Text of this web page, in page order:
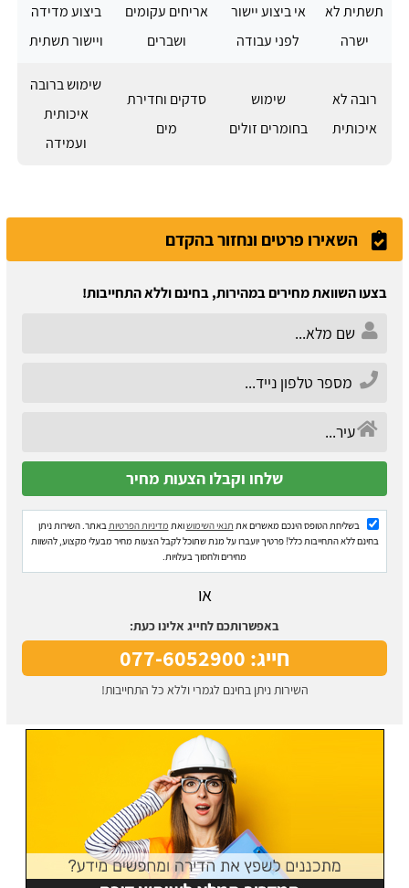
תשתית לא
ישרה
אי ביצוע יישור
לפני עבודה
אריחים עקומים
ושברים
ביצוע מדידה
ויישור תשתית
רובה לא
איכותית
שימוש
בחומרים זולים
סדקים וחדירת
מים
שימוש ברובה
איכותית
ועמידה
השאירו פרטים ונחזור בהקדם
בצעו השוואת מחירים במהירות, בחינם וללא התחייבות!
בשליחת הטופס הינכם מאשרים את תנאי השימושואת מדיניות הפרטיותבאתר. השירות ניתן
בחינם ללא התחייבות כלל! פרטיך יועברו על מנת שתוכל לקבל הצעות מחיר מבעלי מקצוע, להשוות
מחירים ולחסוך בעלויות.
או
באפשרותכם לחייג אלינו כעת:
חייג: 077-6052900
השירות ניתן בחינם לגמרי וללא כל התחייבות!